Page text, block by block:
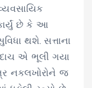
છે કે આ
થશે. સત્તાના
એ ભૂલી ગયા
નકલખોરોને જ